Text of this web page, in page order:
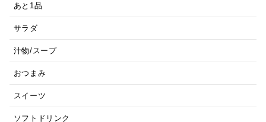
あと1品
サラダ
汁物/スープ
おつまみ
スイーツ
ソフトドリンク